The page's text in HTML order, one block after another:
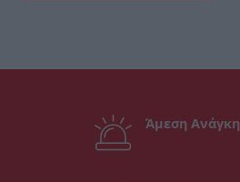
Άμεση Ανάγκη